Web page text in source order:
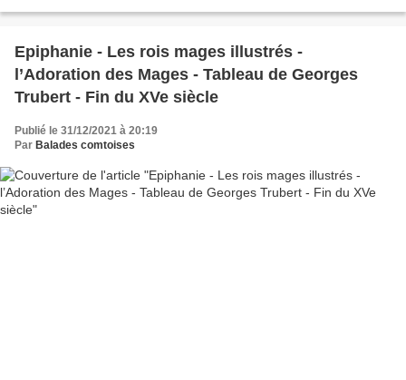
Epiphanie - Les rois mages illustrés -
l’Adoration des Mages - Tableau de Georges
Trubert - Fin du XVe siècle
Publié le 31/12/2021 à 20:19
Par Balades comtoises